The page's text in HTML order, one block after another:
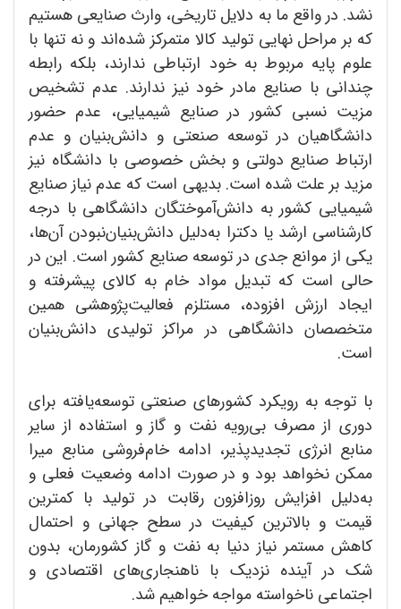
نشد. در واقع ما به دلایل تاریخی، وارث صنایعی هستیم
که بر مراحل نهایی تولید کالا متمرکز شده‌اند و نه تنها با
علوم پایه مربوط به خود ارتباطی ندارند، بلکه رابطه
چندانی با صنایع مادر خود نیز ندارند. عدم تشخیص
مزیت نسبی کشور در صنایع شیمیایی، عدم حضور
دانشگاهیان در توسعه صنعتی و دانش‌بنیان و عدم
ارتباط صنایع دولتی و بخش خصوصی با دانشگاه نیز
مزید بر علت شده است. بدیهی است که عدم نیاز صنایع
شیمیایی کشور به دانش‌آموختگان دانشگاهی با درجه
کارشناسی ارشد یا دکترا به‌دلیل دانش‌بنیان‌نبودن آن‌ها،
یکی از موانع جدی در توسعه صنایع کشور است. این در
حالی است که تبدیل مواد خام به کالای پیشرفته و
ایجاد ارزش افزوده، مستلزم فعالیت‌پژوهشی همین
متخصصان دانشگاهی در مراکز تولیدی دانش‌بنیان
است.
با توجه به رویکرد کشورهای صنعتی توسعه‌یافته برای
دوری از مصرف بی‌رویه نفت و گاز و استفاده از سایر
منابع انرژی تجدیدپذیر، ادامه خام‌فروشی منابع میرا
ممکن نخواهد بود و در صورت ادامه وضعیت فعلی و
به‌دلیل افزایش روزافزون رقابت در تولید با کمترین
قیمت و بالاترین کیفیت در سطح جهانی و احتمال
کاهش مستمر نیاز دنیا به نفت و گاز کشورمان، بدون
شک در آینده نزدیک با ناهنجاری‌های اقتصادی و
اجتماعی ناخواسته مواجه خواهیم شد.